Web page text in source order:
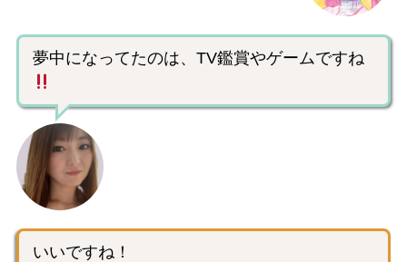
夢中になってたのは、TV鑑賞やゲームですね
いいですね！